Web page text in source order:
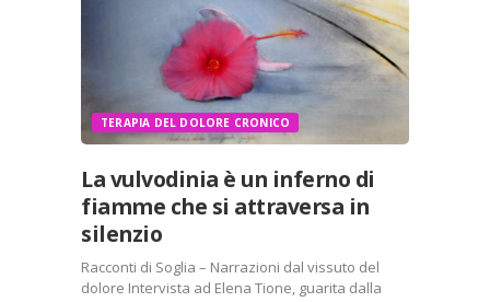
TERAPIA DEL DOLORE CRONICO
La vulvodinia è un inferno di
fiamme che si attraversa in
silenzio
Racconti di Soglia – Narrazioni dal vissuto del
dolore Intervista ad Elena Tione, guarita dalla